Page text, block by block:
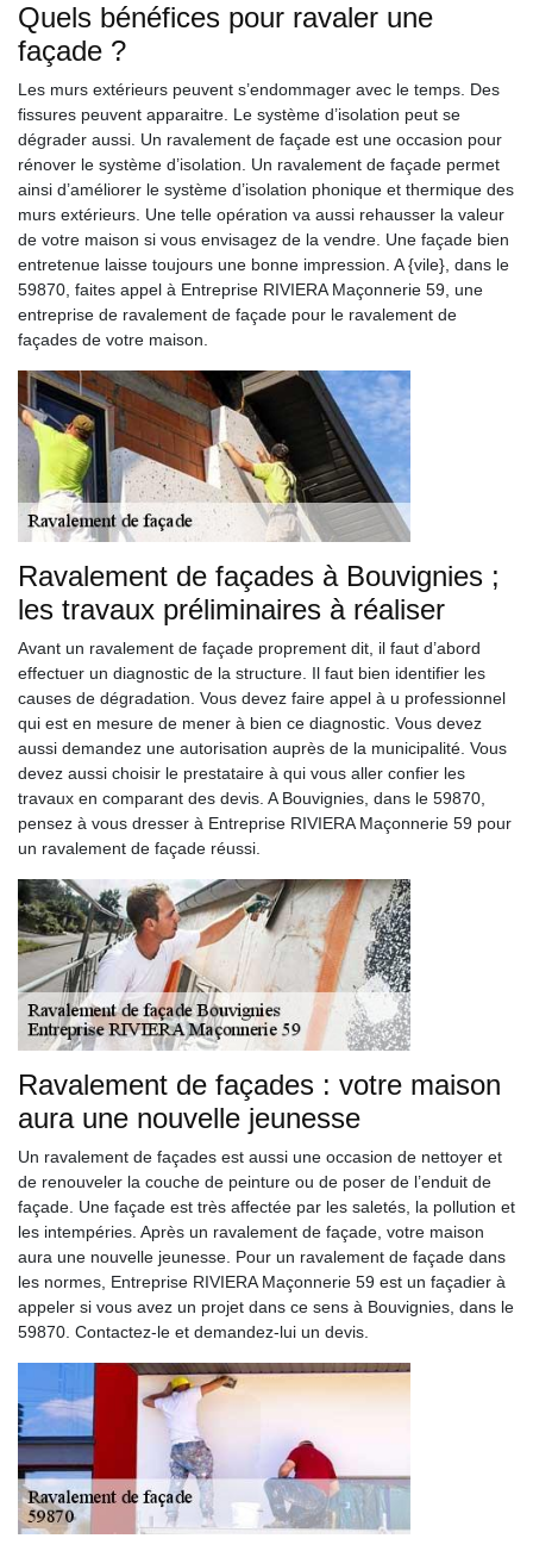
Quels bénéfices pour ravaler une
façade ?
Les murs extérieurs peuvent s’endommager avec le temps. Des
fissures peuvent apparaitre. Le système d’isolation peut se
dégrader aussi. Un ravalement de façade est une occasion pour
rénover le système d’isolation. Un ravalement de façade permet
ainsi d’améliorer le système d’isolation phonique et thermique des
murs extérieurs. Une telle opération va aussi rehausser la valeur
de votre maison si vous envisagez de la vendre. Une façade bien
entretenue laisse toujours une bonne impression. A {vile}, dans le
59870, faites appel à Entreprise RIVIERA Maçonnerie 59, une
entreprise de ravalement de façade pour le ravalement de
façades de votre maison.
Ravalement de façades à Bouvignies ;
les travaux préliminaires à réaliser
Avant un ravalement de façade proprement dit, il faut d’abord
effectuer un diagnostic de la structure. Il faut bien identifier les
causes de dégradation. Vous devez faire appel à u professionnel
qui est en mesure de mener à bien ce diagnostic. Vous devez
aussi demandez une autorisation auprès de la municipalité. Vous
devez aussi choisir le prestataire à qui vous aller confier les
travaux en comparant des devis. A Bouvignies, dans le 59870,
pensez à vous dresser à Entreprise RIVIERA Maçonnerie 59 pour
un ravalement de façade réussi.
Ravalement de façades : votre maison
aura une nouvelle jeunesse
Un ravalement de façades est aussi une occasion de nettoyer et
de renouveler la couche de peinture ou de poser de l’enduit de
façade. Une façade est très affectée par les saletés, la pollution et
les intempéries. Après un ravalement de façade, votre maison
aura une nouvelle jeunesse. Pour un ravalement de façade dans
les normes, Entreprise RIVIERA Maçonnerie 59 est un façadier à
appeler si vous avez un projet dans ce sens à Bouvignies, dans le
59870. Contactez-le et demandez-lui un devis.